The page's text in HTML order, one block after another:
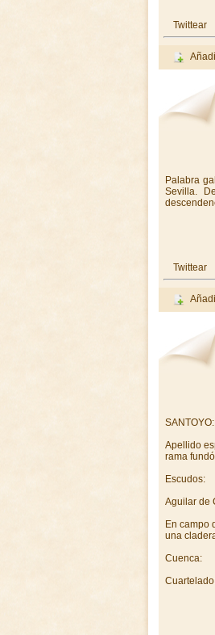
Twittear
Palabra
Sevilla.
Twittear
SANTOYO:
Apellido
rama
Escudos:
Aguilar de
En campo
una
Cuenca: